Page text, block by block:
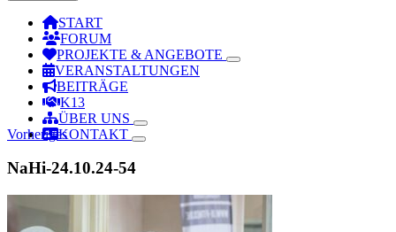
START
FORUM
PROJEKTE & ANGEBOTE
VERANSTALTUNGEN
BEITRÄGE
K13
ÜBER UNS
KONTAKT
Vorheriges
NaHi-24.10.24-54